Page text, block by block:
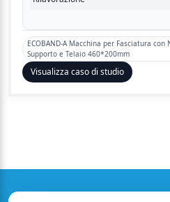
ECOBAND-A Macchina per Fasciatura
Supporto e Telaio 460*200mm
Visualizza caso di studio